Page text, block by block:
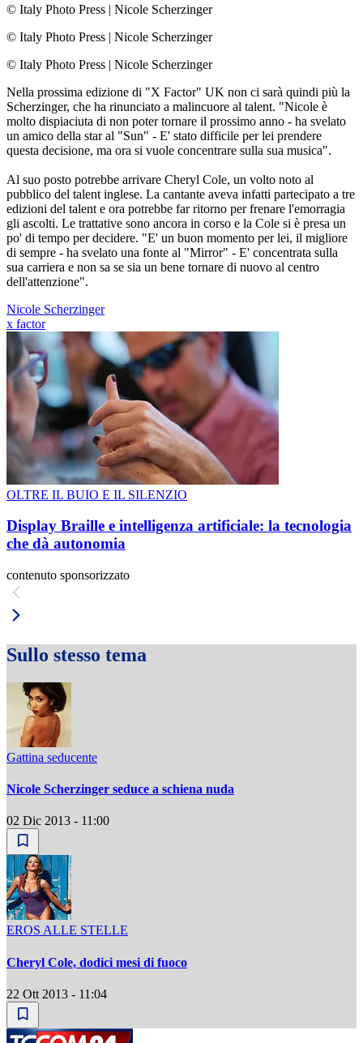
© Italy Photo Press | Nicole Scherzinger
© Italy Photo Press | Nicole Scherzinger
© Italy Photo Press | Nicole Scherzinger
Nella prossima edizione di "X Factor" UK non ci sarà quindi più la
Scherzinger, che ha rinunciato a malincuore al talent. "Nicole è
molto dispiaciuta di non poter tornare il prossimo anno - ha svelato
un amico della star al "Sun" - E' stato difficile per lei prendere
questa decisione, ma ora si vuole concentrare sulla sua musica".
Al suo posto potrebbe arrivare Cheryl Cole, un volto noto al
pubblico del talent inglese. La cantante aveva infatti partecipato a tre
edizioni del talent e ora potrebbe far ritorno per frenare l'emorragia
gli ascolti. Le trattative sono ancora in corso e la Cole si è presa un
po' di tempo per decidere. "E' un buon momento per lei, il migliore
di sempre - ha svelato una fonte al "Mirror" - E' concentrata sulla
sua carriera e non sa se sia un bene tornare di nuovo al centro
dell'attenzione".
Nicole Scherzinger
x factor
OLTRE IL BUIO E IL SILENZIO
Display Braille e intelligenza artificiale: la tecnologia
che dà autonomia
contenuto sponsorizzato
Sullo stesso tema
Gattina seducente
Nicole Scherzinger seduce a schiena nuda
02 Dic 2013 - 11:00
EROS ALLE STELLE
Cheryl Cole, dodici mesi di fuoco
22 Ott 2013 - 11:04